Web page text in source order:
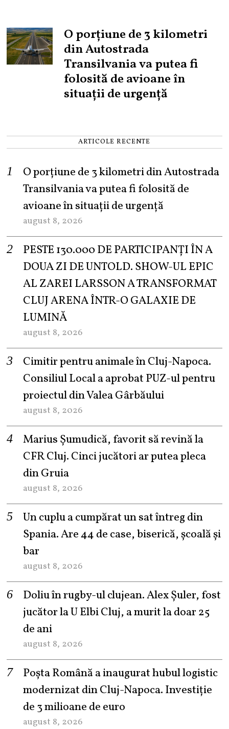
O porțiune de 3 kilometri
din Autostrada
Transilvania va putea fi
folosită de avioane în
situații de urgență
ARTICOLE RECENTE
O porțiune de 3 kilometri din Autostrada
Transilvania va putea fi folosită de
avioane în situații de urgență
august 8, 2026
PESTE 130.000 DE PARTICIPANȚI ÎN A
DOUA ZI DE UNTOLD. SHOW-UL EPIC
AL ZAREI LARSSON A TRANSFORMAT
CLUJ ARENA ÎNTR-O GALAXIE DE
LUMINĂ
august 8, 2026
Cimitir pentru animale în Cluj-Napoca.
Consiliul Local a aprobat PUZ-ul pentru
proiectul din Valea Gârbăului
august 8, 2026
Marius Șumudică, favorit să revină la
CFR Cluj. Cinci jucători ar putea pleca
din Gruia
august 8, 2026
Un cuplu a cumpărat un sat întreg din
Spania. Are 44 de case, biserică, școală și
bar
august 8, 2026
Doliu în rugby-ul clujean. Alex Șuler, fost
jucător la U Elbi Cluj, a murit la doar 25
de ani
august 8, 2026
Poșta Română a inaugurat hubul logistic
modernizat din Cluj-Napoca. Investiție
de 3 milioane de euro
august 8, 2026